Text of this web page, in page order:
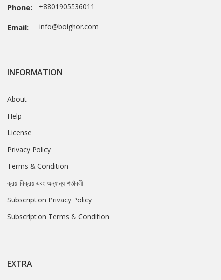
Phone: +8801905536011
Email: info@boighor.com
INFORMATION
About
Help
License
Privacy Policy
Terms & Condition
ক্রয়-বিক্রয় এবং অন্যান্য শর্তাবলী
Subscription Privacy Policy
Subscription Terms & Condition
EXTRA